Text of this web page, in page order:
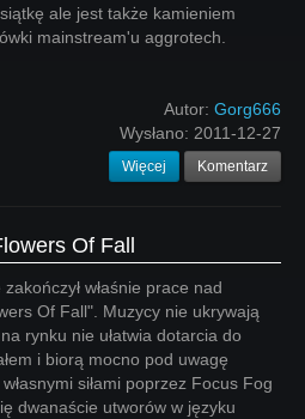
ale jest także kamieniem
mainstream'u aggrotech.
Autor: Gorg666
Wysłano: 2011-12-27
Więcej Komentarz
Of Fall
właśnie prace nad
Of Fall". Muzycy nie ukrywają
rynku nie ułatwia dotarcia do
i biorą mocno pod uwagę
siłami poprzez Focus Fog
dwanaście utworów w języku